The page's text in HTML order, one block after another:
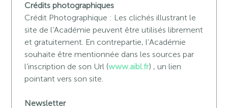
Crédits photographiques
Crédit Photographique : Les clichés illustrant le
site de l’Académie peuvent être utilisés librement
et gratuitement. En contrepartie, l’Académie
souhaite être mentionnée dans les sources par
l’inscription de son Url (www.aibl.fr) , un lien
pointant vers son site.
Newsletter